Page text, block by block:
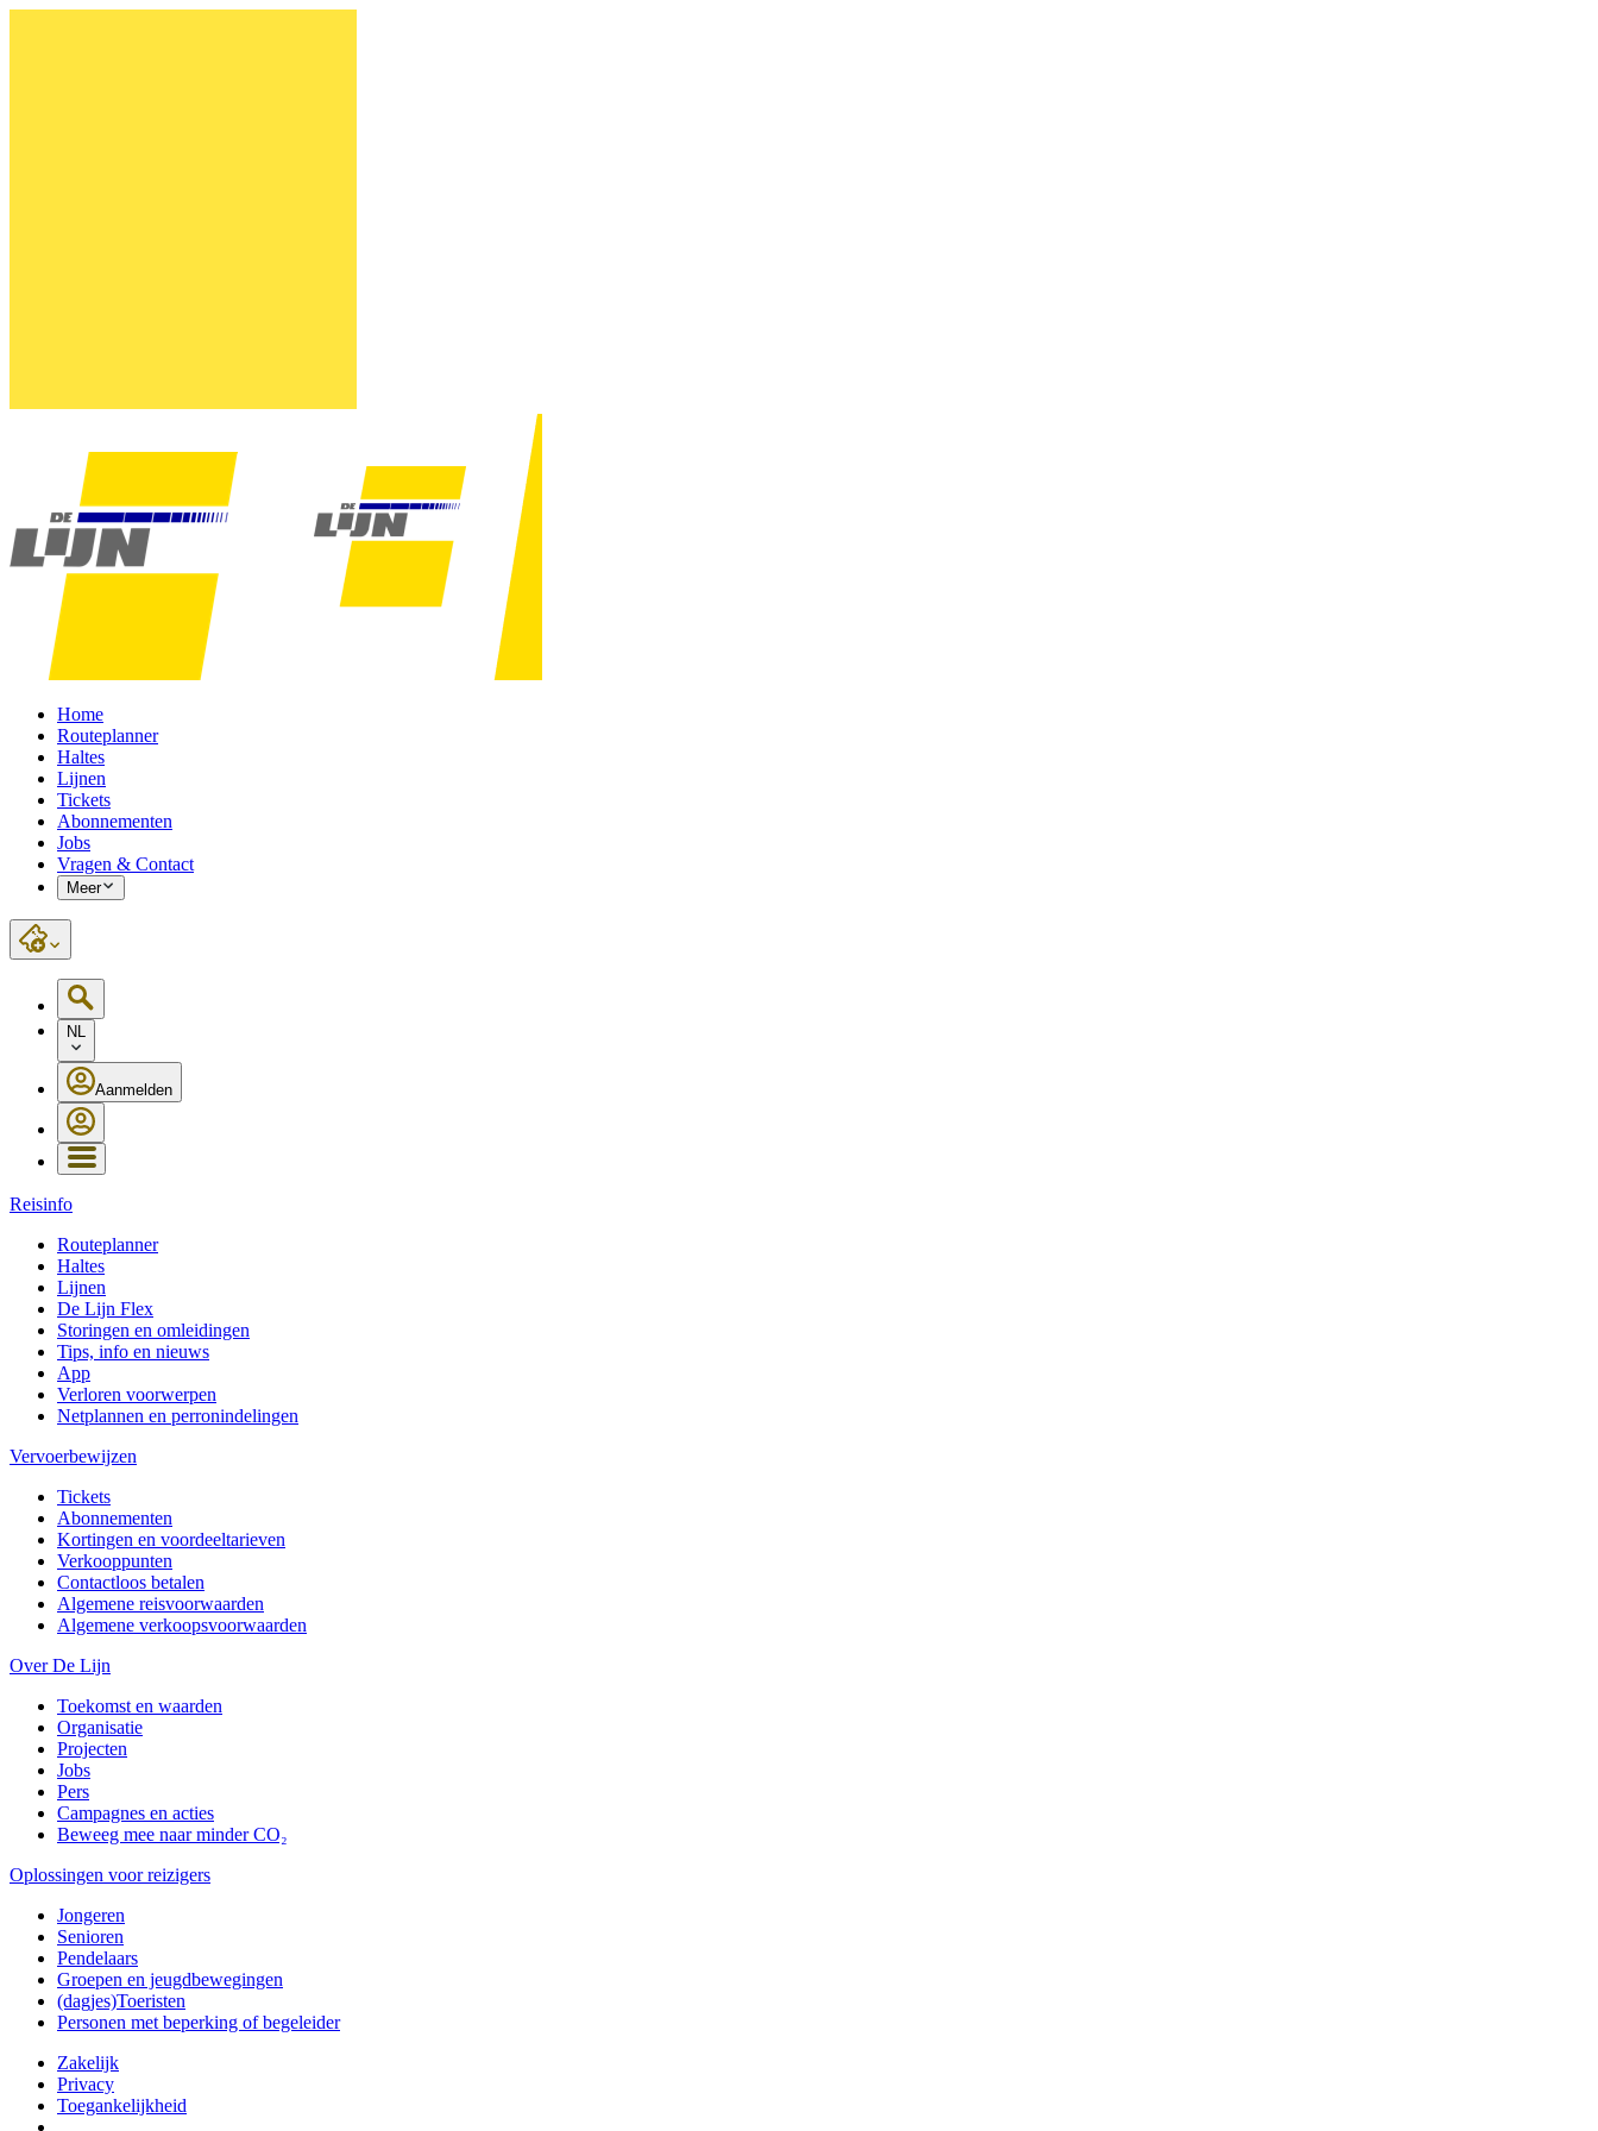
Home
Routeplanner
Haltes
Lijnen
Tickets
Abonnementen
Jobs
Vragen & Contact
Meer
NL
Aanmelden
Reisinfo
Routeplanner
Haltes
Lijnen
De Lijn Flex
Storingen en omleidingen
Tips, info en nieuws
App
Verloren voorwerpen
Netplannen en perronindelingen
Vervoerbewijzen
Tickets
Abonnementen
Kortingen en voordeeltarieven
Verkooppunten
Contactloos betalen
Algemene reisvoorwaarden
Algemene verkoopsvoorwaarden
Over De Lijn
Toekomst en waarden
Organisatie
Projecten
Jobs
Pers
Campagnes en acties
Beweeg mee naar minder CO₂
Oplossingen voor reizigers
Jongeren
Senioren
Pendelaars
Groepen en jeugdbewegingen
(dagjes)Toeristen
Personen met beperking of begeleider
Zakelijk
Privacy
Toegankelijkheid